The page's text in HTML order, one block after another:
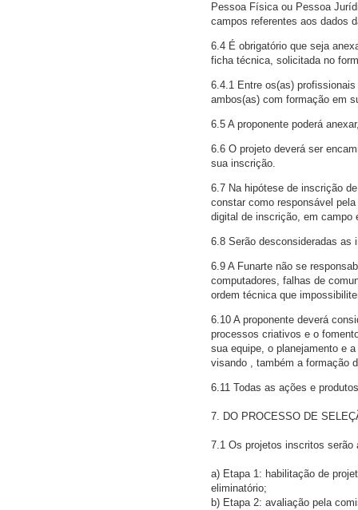
Pessoa Física ou Pessoa
campos referentes aos dados
6.4 É obrigatório que seja
ficha técnica, solicitada no
6.4.1 Entre os(as)
ambos(as) com formação em
6.5 A proponente poderá
6.6 O projeto deverá ser
sua inscrição.
6.7 Na hipótese de inscrição
constar como responsável
digital de inscrição, em campo
6.8 Serão desconsideradas as
6.9 A Funarte não se
computadores, falhas de
ordem técnica que
6.10 A proponente deverá
processos criativos e o
sua equipe, o planejamento e
visando , também a formação
6.11 Todas as ações e
7. DO PROCESSO DE
7.1 Os projetos inscritos
a) Etapa 1: habilitação de
eliminatório;
b) Etapa 2: avaliação pela